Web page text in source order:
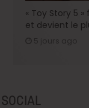
« Toy Story 5
et devient le
SOCIAL